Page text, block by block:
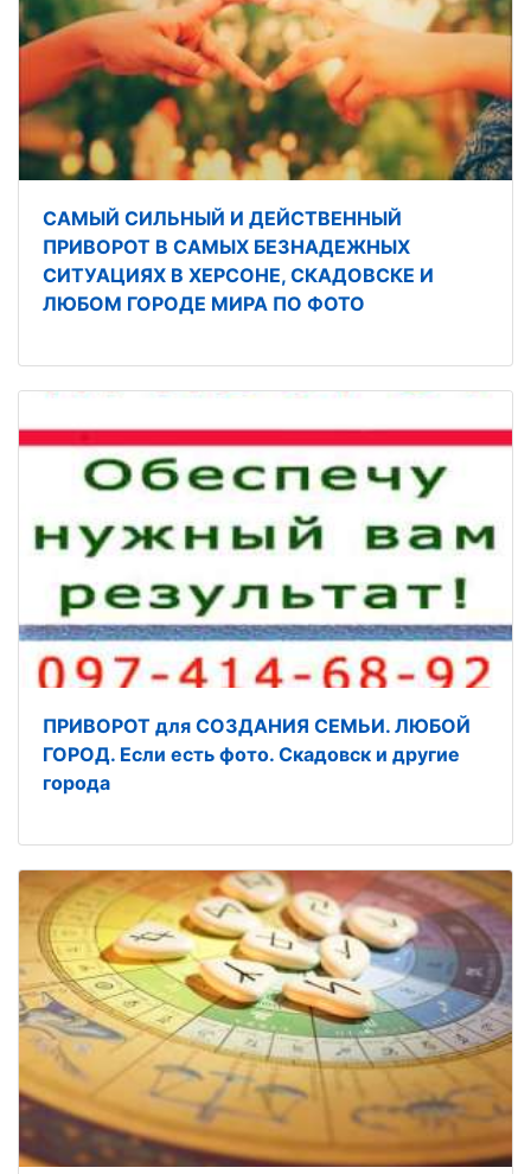
САМЫЙ СИЛЬНЫЙ И ДЕЙСТВЕННЫЙ
ПРИВОРОТ В САМЫХ БЕЗНАДЕЖНЫХ
СИТУАЦИЯХ В ХЕРСОНЕ, СКАДОВСКЕ И
ЛЮБОМ ГОРОДЕ МИРА ПО ФОТО
ПРИВОРОТ для СОЗДАНИЯ СЕМЬИ. ЛЮБОЙ
ГОРОД. Если есть фото. Скадовск и другие
города